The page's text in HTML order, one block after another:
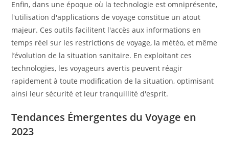
Enfin, dans une époque où la technologie est omniprésente,
l'utilisation d'applications de voyage constitue un atout
majeur. Ces outils facilitent l'accès aux informations en
temps réel sur les restrictions de voyage, la météo, et même
l’évolution de la situation sanitaire. En exploitant ces
technologies, les voyageurs avertis peuvent réagir
rapidement à toute modification de la situation, optimisant
ainsi leur sécurité et leur tranquillité d'esprit.
Tendances Émergentes du Voyage en
2023